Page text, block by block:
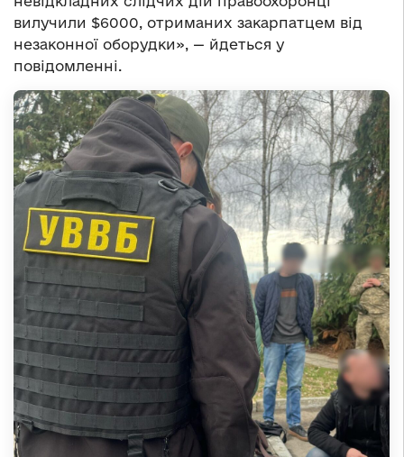
вилучили $6000, отриманих закарпатцем від
незаконної оборудки», — йдеться у
повідомленні.